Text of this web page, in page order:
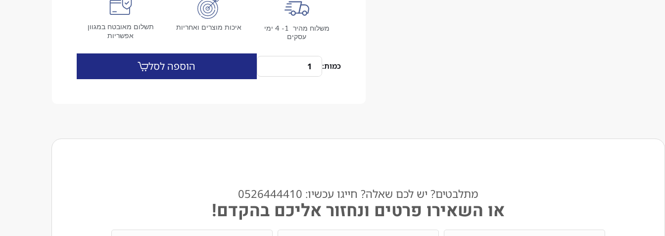
משלוח מהיר 1- 4 ימי
עסקים
איכות מוצרים ואחריות
תשלום מאובטח במגוון
אפשריות
הוספה לסל
מתלבטים? יש לכם שאלה? חייגו עכשיו: 0526444410​
או השאירו פרטים ונחזור אליכם בהקדם!